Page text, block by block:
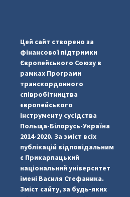
Цей сайт створено за
фінансової підтримки
Європейського Союзу в
рамках Програми
транскордонного
співробітництва
європейського
інструменту сусідства
Польща-Білорусь-Україна
2014-2020. За зміст всіх
публікацій відповідальним
є Прикарпацький
національний університет
імені Василя Стефаника.
Зміст сайту, за будь-яких